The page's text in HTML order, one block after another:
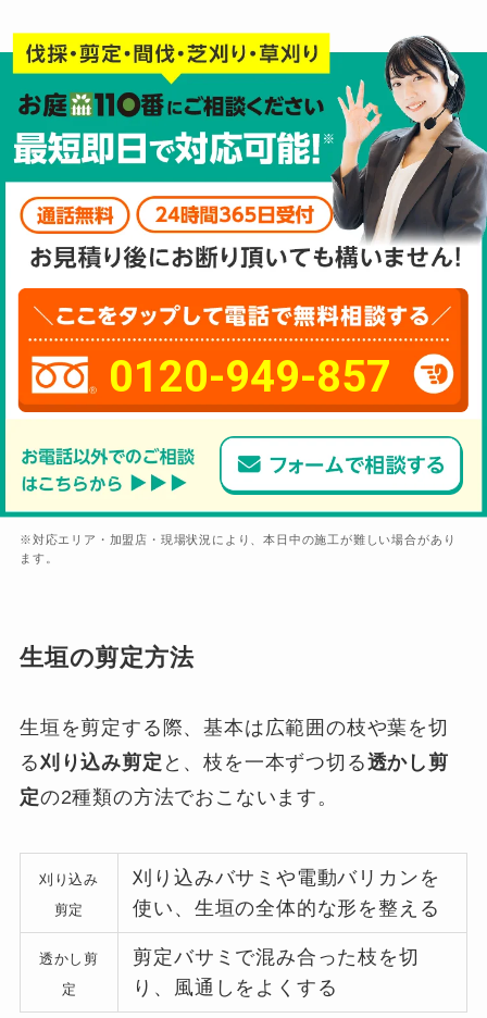
0120-949-857
※対応エリア・加盟店・現場状況により、本日中の施工が難しい場合があり
ます。
生垣の剪定方法
生垣を剪定する際、基本は広範囲の枝や葉を切
る刈り込み剪定 と、枝を一本ずつ切る透かし剪
定の2種類の方法でおこないます。
刈り込み
剪定
刈り込みバサミや電動バリカンを
使い、生垣の全体的な形を整える
透かし剪
定
剪定バサミで混み合った枝を切
り、風通しをよくする